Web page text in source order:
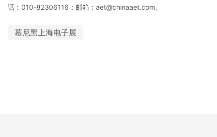
话：010-82306116；邮箱：aet@chinaaet.com。
慕尼黑上海电子展